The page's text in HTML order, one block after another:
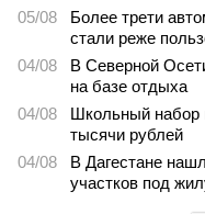
05/08
Более трети
стали реже
04/08
В Северной
на базе отдыха
04/08
Школьный набор
тысячи рублей
04/08
В Дагестане
участков под